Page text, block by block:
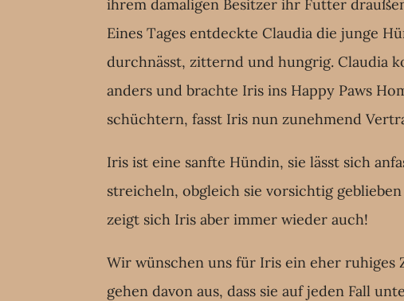
ihrem damaligen Besitzer ihr Futter
Eines Tages entdeckte Claudia die junge
durchnässt, zitternd und hungrig. Claudia
anders und brachte Iris ins Happy Paws
schüchtern, fasst Iris nun zunehmend
Iris ist eine sanfte Hündin, sie lässt sich
streicheln, obgleich sie vorsichtig
zeigt sich Iris aber immer wieder auch!
Wir wünschen uns für Iris ein eher ruhiges
gehen davon aus, dass sie auf jeden Fall